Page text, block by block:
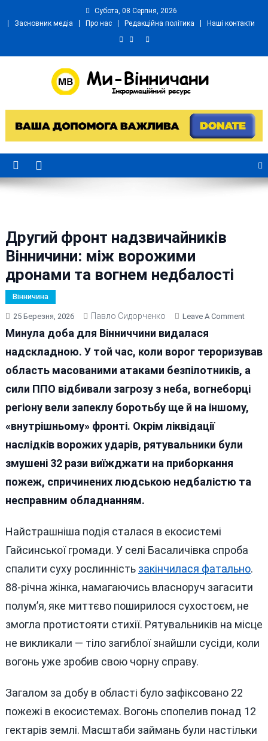
Субота, 08 Серпня, 2026
Засновник медіа
Про нас Редакційна політика Наші контакти
Ми Вінничани
Другий фронт надзвичайників
Вінничини: між ворожими
дронами та вогнем недбалості
Вінничина
25 Березня, 2026 Павло Сидорченко Leave A CommentOn
Між
Минула доба для Вінниччини видалася
надскладною. У той час, коли ворог тероризував
область масованими атаками безпілотників, а
сили ППО відбивали загрозу з неба, вогнеборці
регіону вели запеклу боротьбу ще й на іншому,
«внутрішньому» фронті. Окрім ліквідації
наслідків ворожих ударів, рятувальники були
змушені 32 рази виїжджати на приборкання
пожеж, спричинених людською недбалістю та
несправним обладнанням.
Найстрашніша подія сталася в екосистемі
Гайсинської громади. У селі Басаличівка спроба
спалити суху рослинність закінчилася фатально.
88-річна жінка, намагаючись власноруч загасити
полум’я, яке миттєво поширилося сухостоєм, не
змогла протистояти стихії. Рятувальників на місце
не викликали — тіло загиблої знайшли сусіди, коли
вогонь уже зробив свою чорну справу.
Загалом за добу в області було зафіксовано 22
пожежі в екосистемах. Вогонь спопелив понад 12
гектарів землі. Масштаби займань були настільки